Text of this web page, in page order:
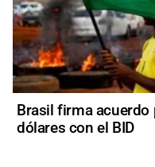
Brasil firma
dólares con el BID